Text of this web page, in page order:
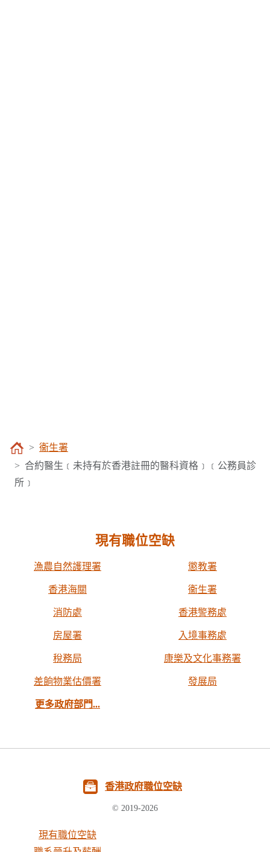
衞生署
合約醫生﹝未持有於香港註冊的醫科資格﹞﹝公務員診
所﹞
現有職位空缺
漁農自然護理署 懲教署
香港海關 衞生署
消防處 香港警務處
房屋署 入境事務處
稅務局 康樂及文化事務署
差餉物業估價署 發展局
更多政府部門...
香港政府職位空缺
© 2019-2026
現有職位空缺